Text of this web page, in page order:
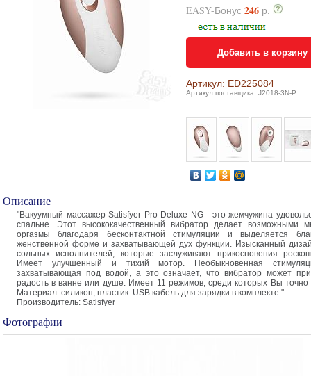
EASY-Бонус 246 р.
Добавить в корзину
Артикул: ED225084
Артикул поставщика: J2018-3N-P
Описание
"Вакуумный массажер Satisfyer Pro Deluxe NG - это жемчужина
спальне. Этот высококачественный вибратор делает возможными
оргазмы благодаря бесконтактной стимуляции и выделяется
женственной форме и захватывающей дух функции. Изысканный
сольных исполнителей, которые заслуживают прикосновения
Имеет улучшенный и тихий мотор. Необыкновенная
захватывающая под водой, а это означает, что вибратор может
радость в ванне или душе. Имеет 11 режимов, среди которых Вы точно
Материал: силикон, пластик. USB кабель для зарядки в комплекте."
Производитель: Satisfyer
Фотографии